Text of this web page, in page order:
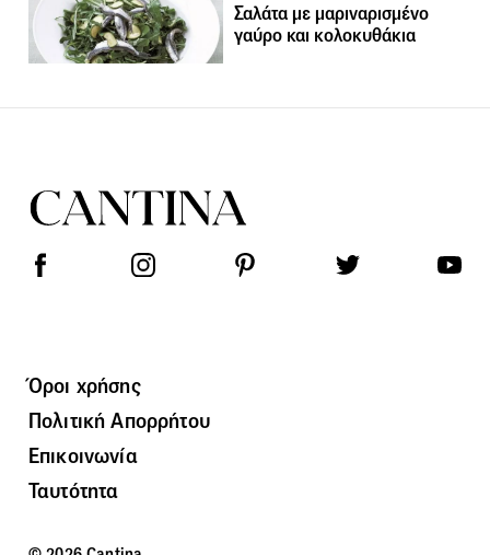
Σαλάτα με μαριναρισμένο
γαύρο και κολοκυθάκια
Όροι χρήσης
Πολιτική Απορρήτου
Επικοινωνία
Ταυτότητα